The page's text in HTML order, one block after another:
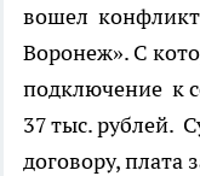
вошел
Воронеж». С
подключение к
37 тыс. рублей.
договору, плата